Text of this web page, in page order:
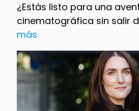
¿Estás listo para una
cinematográfica sin salir
más